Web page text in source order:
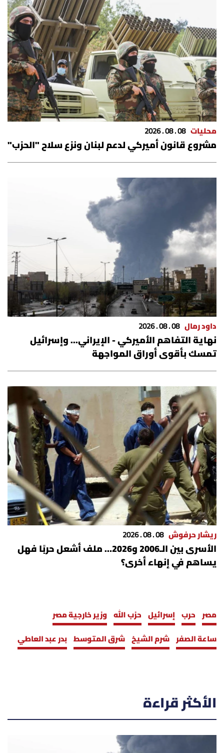
محليات 08 . 08 . 2026
مشروع قانون أميركي لدعم لبنان ونزع سلاح "الحزب"
داود رمال 08 . 08 . 2026
نهاية التفاهم الأميركي - الإيراني... وإسرائيل
تمسك بأقوى أوراق المواجهة
ريشار حرفوش 08 . 08 . 2026
الأسرى بين الـ2006 و2026… ملف أشعل حربًا فهل
يساهم في إنهاء أخرى؟
مصر حرب إسرائيل حزب الله وزير خارجية مصر
ساعة الصفر شرم الشيخ شرق المتوسط بدر عبد العاطي
الأكثر قراءة